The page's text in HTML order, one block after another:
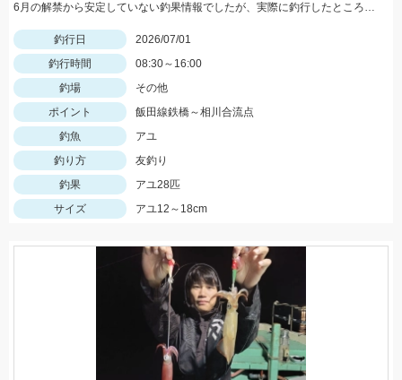
6月の解禁から安定していない釣果情報でしたが、実際に釣行したところ鮎はたくさん居ました♪梅雨が明けて本格的に照りこめば楽しめそうです！
釣行日
2026/07/01
釣行時間
08:30～16:00
釣場
その他
ポイント
飯田線鉄橋～相川合流点
釣魚
アユ
釣り方
友釣り
釣果
アユ28匹
サイズ
アユ12～18cm